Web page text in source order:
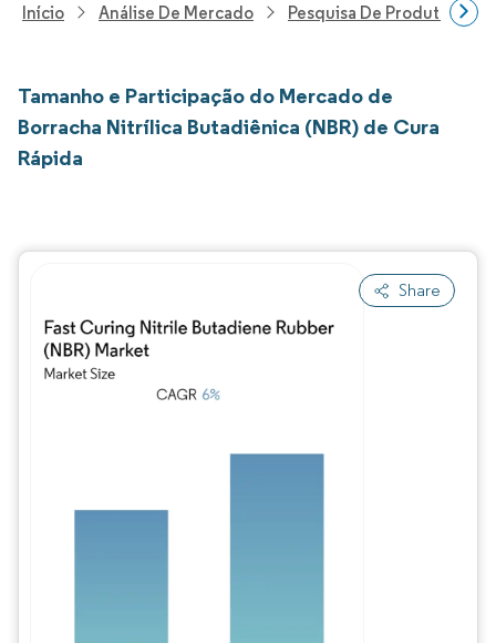
Início Análise De Mercado Pesquisa De Produtos
Tamanho e Participação do Mercado de
Borracha Nitrílica Butadiênica (NBR) de Cura
Rápida
Share